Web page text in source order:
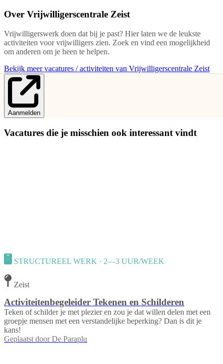
Over Vrijwilligerscentrale Zeist
Vrijwilligerswerk doen dat bij je past? Hier laten we de leukste
activiteiten voor vrijwilligers zien. Zoek en vind een mogelijkheid
om anderen om je heen te helpen.
Bekijk meer vacatures / activiteiten van Vrijwilligerscentrale Zeist
Aanmelden
Vacatures die je misschien ook interessant vindt
STRUCTUREEL WERK · 2—3 UUR/WEEK
Zeist
Activiteitenbegeleider Tekenen en Schilderen
Teken of schilder je met plezier en zou je dat willen delen met een
groepje mensen met een verstandelijke beperking? Dan is dit je
kans!
Geplaatst door De Paraplu